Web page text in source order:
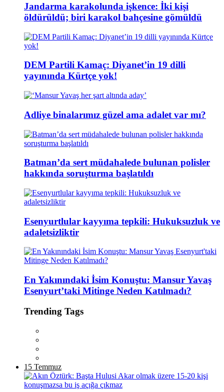
Jandarma karakolunda işkence: İki kişi
öldürüldü; biri karakol bahçesine gömüldü
DEM Partili Kamaç: Diyanet’in 19 dilli
yayınında Kürtçe yok!
Adliye binalarımız güzel ama adalet var mı?
Batman’da sert müdahalede bulunan polisler
hakkında soruşturma başlatıldı
Esenyurtlular kayyıma tepkili: Hukuksuzluk ve
adaletsizliktir
En Yakınındaki İsim Konuştu: Mansur Yavaş
Esenyurt’taki Mitinge Neden Katılmadı?
Trending Tags
15 Temmuz